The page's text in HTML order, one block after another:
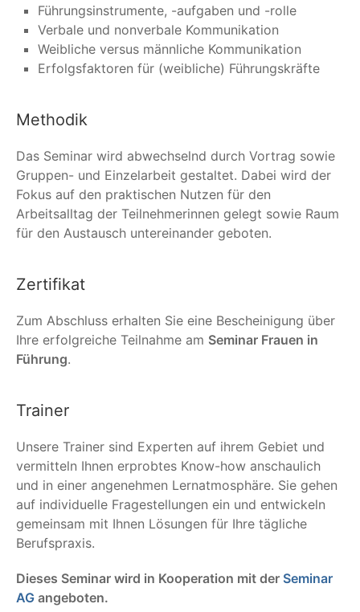
Führungsinstrumente, -aufgaben und -rolle
Verbale und nonverbale Kommunikation
Weibliche versus männliche Kommunikation
Erfolgsfaktoren für (weibliche) Führungskräfte
Methodik
Das Seminar wird abwechselnd durch Vortrag sowie
Gruppen- und Einzelarbeit gestaltet. Dabei wird der
Fokus auf den praktischen Nutzen für den
Arbeitsalltag der Teilnehmerinnen gelegt sowie Raum
für den Austausch untereinander geboten.
Zertifikat
Zum Abschluss erhalten Sie eine Bescheinigung über
Ihre erfolgreiche Teilnahme am Seminar Frauen in
Führung.
Trainer
Unsere Trainer sind Experten auf ihrem Gebiet und
vermitteln Ihnen erprobtes Know-how anschaulich
und in einer angenehmen Lernatmosphäre. Sie gehen
auf individuelle Fragestellungen ein und entwickeln
gemeinsam mit Ihnen Lösungen für Ihre tägliche
Berufspraxis.
Dieses Seminar wird in Kooperation mit der Seminar
AG angeboten.